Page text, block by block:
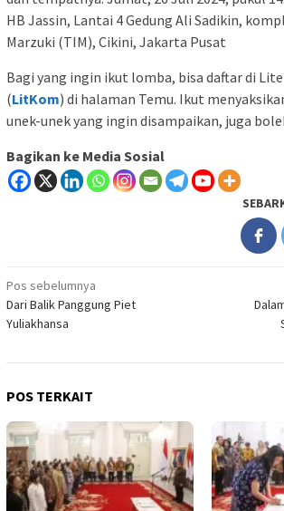
HB Jassin, Lantai 4 Gedung Ali Sadikin,
Marzuki (TIM), Cikini, Jakarta Pusat
Bagi yang ingin ikut lomba, bisa daftar di
(LitKom) di halaman Temu. Ikut
unek-unek yang ingin disampaikan, juga
Bagikan ke Media Sosial
Navigasi
pos
Pos sebelumnya
Dari Balik Panggung Piet
Yuliakhansa
POS TERKAIT